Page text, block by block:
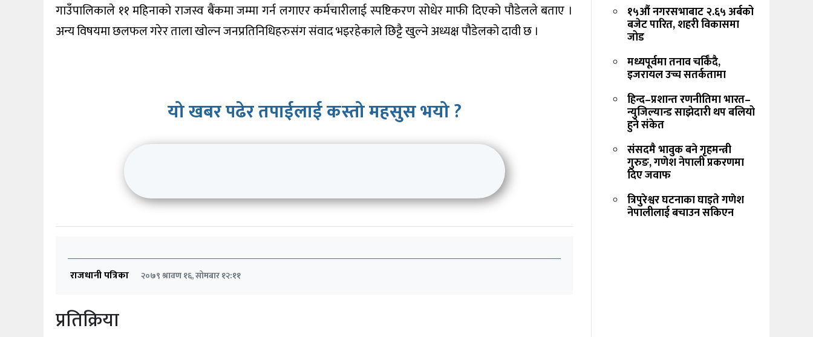
गाउँपालिकाले ११ महिनाको राजस्व बैंकमा जम्मा गर्न लगाएर कर्मचारीलाई स्पष्टिकरण सोधेर माफी दिएको पौडेलले बताए ।
अन्य विषयमा छलफल गरेर ताला खोल्न जनप्रतिनिधिहरुसंग संवाद भइरहेकाले छिट्टै खुल्ने अध्यक्ष पौडेलको दावी छ ।
यो खबर पढेर तपाईलाई कस्तो महसुस भयो ?
राजधानी पत्रिका २०७९ श्रावण १६, सोमबार १२:११
प्रतिक्रिया
१५औं नगरसभाबाट २.६५ अर्बको
बजेट पारित, शहरी विकासमा
जोड
मध्यपूर्वमा तनाव चर्किँदै,
इजरायल उच्च सतर्कतामा
हिन्द–प्रशान्त रणनीतिमा भारत–
न्युजिल्यान्ड साझेदारी थप बलियो
हुने संकेत
संसदमै भावुक बने गृहमन्त्री
गुरुङ, गणेश नेपाली प्रकरणमा
दिए जवाफ
त्रिपुरेश्वर घटनाका घाइते गणेश
नेपालीलाई बचाउन सकिएन